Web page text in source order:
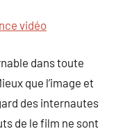
vidéo
dans toute
que l’image et
des internautes
de le film ne sont